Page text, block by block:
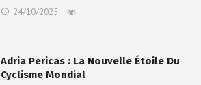
24/10/2025
Adria Pericas : La Nouvelle Étoile Du
Cyclisme Mondial